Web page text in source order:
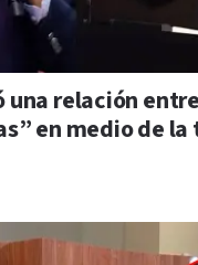
una relación
en medio de la